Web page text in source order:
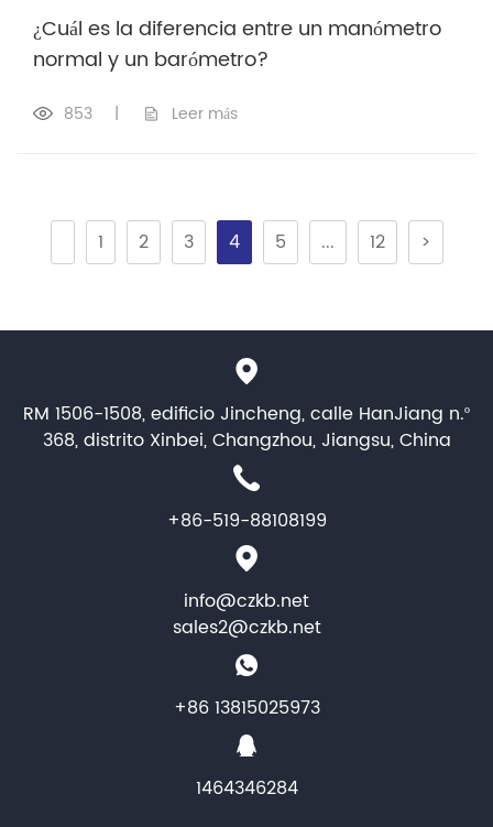
¿Cuál es la diferencia entre un manómetro
normal y un barómetro?
853 | Leer más
1 2 3 4 5 ... 12 >
RM 1506-1508, edificio Jincheng, calle HanJiang n.º
368, distrito Xinbei, Changzhou, Jiangsu, China
+86-519-88108199
info@czkb.net
sales2@czkb.net
+86 13815025973
1464346284